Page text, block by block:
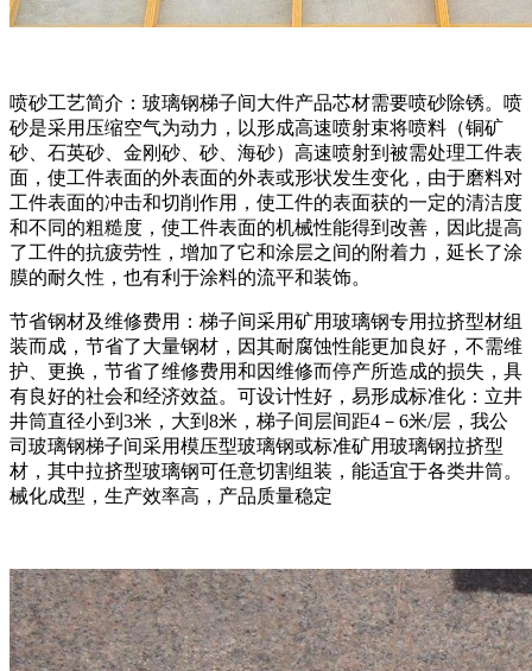
喷砂工艺简介：玻璃钢梯子间大件产品芯材需要喷砂除锈。喷
砂是采用压缩空气为动力，以形成高速喷射束将喷料（铜矿
砂、石英砂、金刚砂、砂、海砂）高速喷射到被需处理工件表
面，使工件表面的外表面的外表或形状发生变化，由于磨料对
工件表面的冲击和切削作用，使工件的表面获的一定的清洁度
和不同的粗糙度，使工件表面的机械性能得到改善，因此提高
了工件的抗疲劳性，增加了它和涂层之间的附着力，延长了涂
膜的耐久性，也有利于涂料的流平和装饰。
节省钢材及维修费用：梯子间采用矿用玻璃钢专用拉挤型材组
装而成，节省了大量钢材，因其耐腐蚀性能更加良好，不需维
护、更换，节省了维修费用和因维修而停产所造成的损失，具
有良好的社会和经济效益。可设计性好，易形成标准化：立井
井筒直径小到3米，大到8米，梯子间层间距4－6米/层，我公
司玻璃钢梯子间采用模压型玻璃钢或标准矿用玻璃钢拉挤型
材，其中拉挤型玻璃钢可任意切割组装，能适宜于各类井筒。
械化成型，生产效率高，产品质量稳定